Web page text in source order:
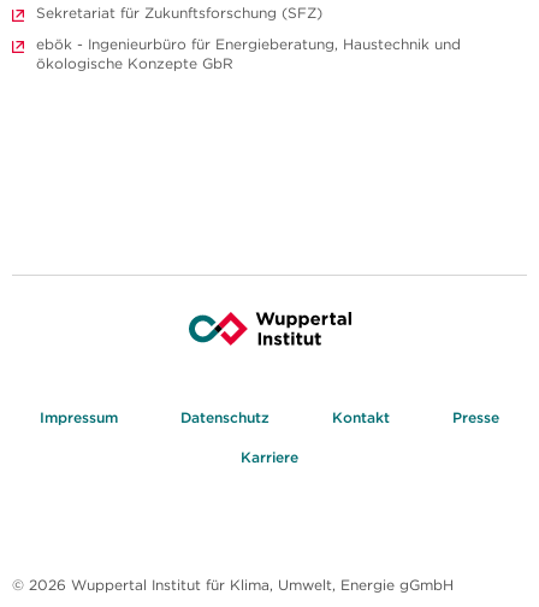
Sekretariat für Zukunftsforschung (SFZ)
ebök - Ingenieurbüro für Energieberatung, Haustechnik und
ökologische Konzepte GbR
Impressum Datenschutz Kontakt Presse
Karriere
© 2026 Wuppertal Institut für Klima, Umwelt, Energie gGmbH